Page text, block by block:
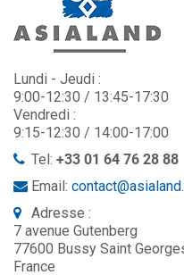
Lundi - Jeudi :
9:00-12:30 / 13:45-17:30
Vendredi :
9:15-12:30 / 14:00-17:00
Tel: +33 01 64 76 28 88
Email:
Adresse :
7 avenue Gutenberg
77600 Bussy Saint
France